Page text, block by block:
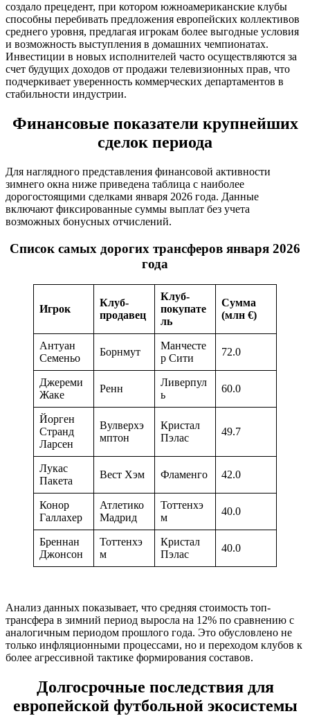
создало прецедент, при котором южноамериканские клубы
способны перебивать предложения европейских коллективов
среднего уровня, предлагая игрокам более выгодные условия
и возможность выступления в домашних чемпионатах.
Инвестиции в новых исполнителей часто осуществляются за
счет будущих доходов от продажи телевизионных прав, что
подчеркивает уверенность коммерческих департаментов в
стабильности индустрии.
Финансовые показатели крупнейших
сделок периода
Для наглядного представления финансовой активности
зимнего окна ниже приведена таблица с наиболее
дорогостоящими сделками января 2026 года. Данные
включают фиксированные суммы выплат без учета
возможных бонусных отчислений.
Список самых дорогих трансферов января 2026
года
Игрок
Клуб-
продавец
Клуб-
покупате
ль
Сумма
(млн €)
Антуан
Семеньо
Борнмут
Манчесте
р Сити
72.0
Джереми
Жаке
Ренн
Ливерпул
ь
60.0
Йорген
Странд
Ларсен
Вулверхэ
мптон
Кристал
Пэлас
49.7
Лукас
Пакета
Вест Хэм Фламенго 42.0
Конор
Галлахер
Атлетико
Мадрид
Тоттенхэ
м
40.0
Бреннан
Джонсон
Тоттенхэ
м
Кристал
Пэлас
40.0
Анализ данных показывает, что средняя стоимость топ-
трансфера в зимний период выросла на 12% по сравнению с
аналогичным периодом прошлого года. Это обусловлено не
только инфляционными процессами, но и переходом клубов к
более агрессивной тактике формирования составов.
Долгосрочные последствия для
европейской футбольной экосистемы